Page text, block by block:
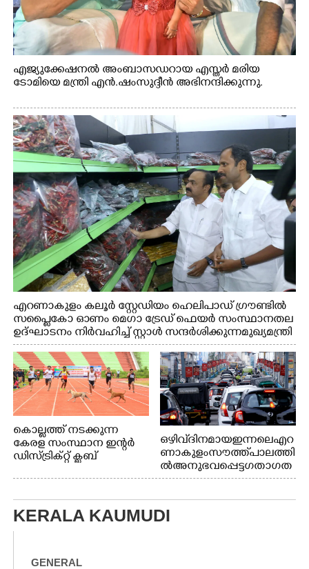
എജ്യുക്കേഷനൽ അംബാസഡറായ എസ്തർ മരിയ
ടോമിയെ മന്ത്രി എൻ.ഷംസുദ്ദീൻ അഭിനന്ദിക്കുന്നു.
എറണാകുളം കലൂർ സ്റ്റേഡിയം ഹെലിപാഡ് ഗ്രൗണ്ടിൽ
സപ്ളൈകോ ഓണം മെഗാ ട്രേഡ് ഫെയർ സംസ്ഥാനതല
ഉദ്ഘാടനം നിർവഹിച്ച് സ്റ്റാൾ സന്ദർശിക്കുന്ന മുഖ്യമന്ത്രി
വി.ഡി. സതീശൻ. മന്ത്രി അനൂപ് ജേക്കബ് സമീപം
കൊല്ലത്ത് നടക്കുന്ന
കേരള സംസ്ഥാന ഇന്റർ
ഡിസ്ട്രിക്റ്റ് ക്ലബ്
ചാമ്പ്യൻഷിപ്പിൽ അണ്ടർ
20 ആൺകുട്ടികളുടെ 200
മീറ്റർ ഓട്ടം ഫൈനൽ
മത്സരത്തിനിടെ സിന്തറ്റിക്
ട്രാക്കിന് കുറുകെ ഓടുന്ന
ഒഴിവ് ദിനമായ ഇന്നലെ എറ
ണാകുളം സൗത്ത് പാലത്തി
ൽ അനുഭവപ്പെട്ട ഗതാഗത
ക്കുരുക്ക്
KERALA KAUMUDI
GENERAL